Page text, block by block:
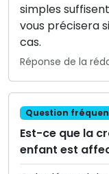
simples
vous précisera
cas.
Réponse de la
Question
Est-ce que la
enfant est